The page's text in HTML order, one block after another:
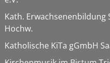
Kath. Erwachsenenbildung
Hochw.
Katholische KiTa gGmbH